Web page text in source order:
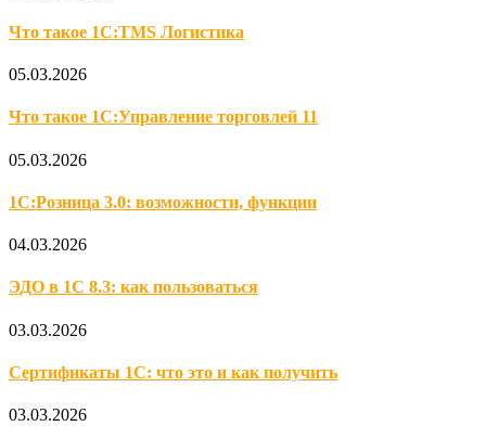
Что такое 1С:TMS Логистика
05.03.2026
Что такое 1С:Управление торговлей 11
05.03.2026
1С:Розница 3.0: возможности, функции
04.03.2026
ЭДО в 1С 8.3: как пользоваться
03.03.2026
Сертификаты 1С: что это и как получить
03.03.2026